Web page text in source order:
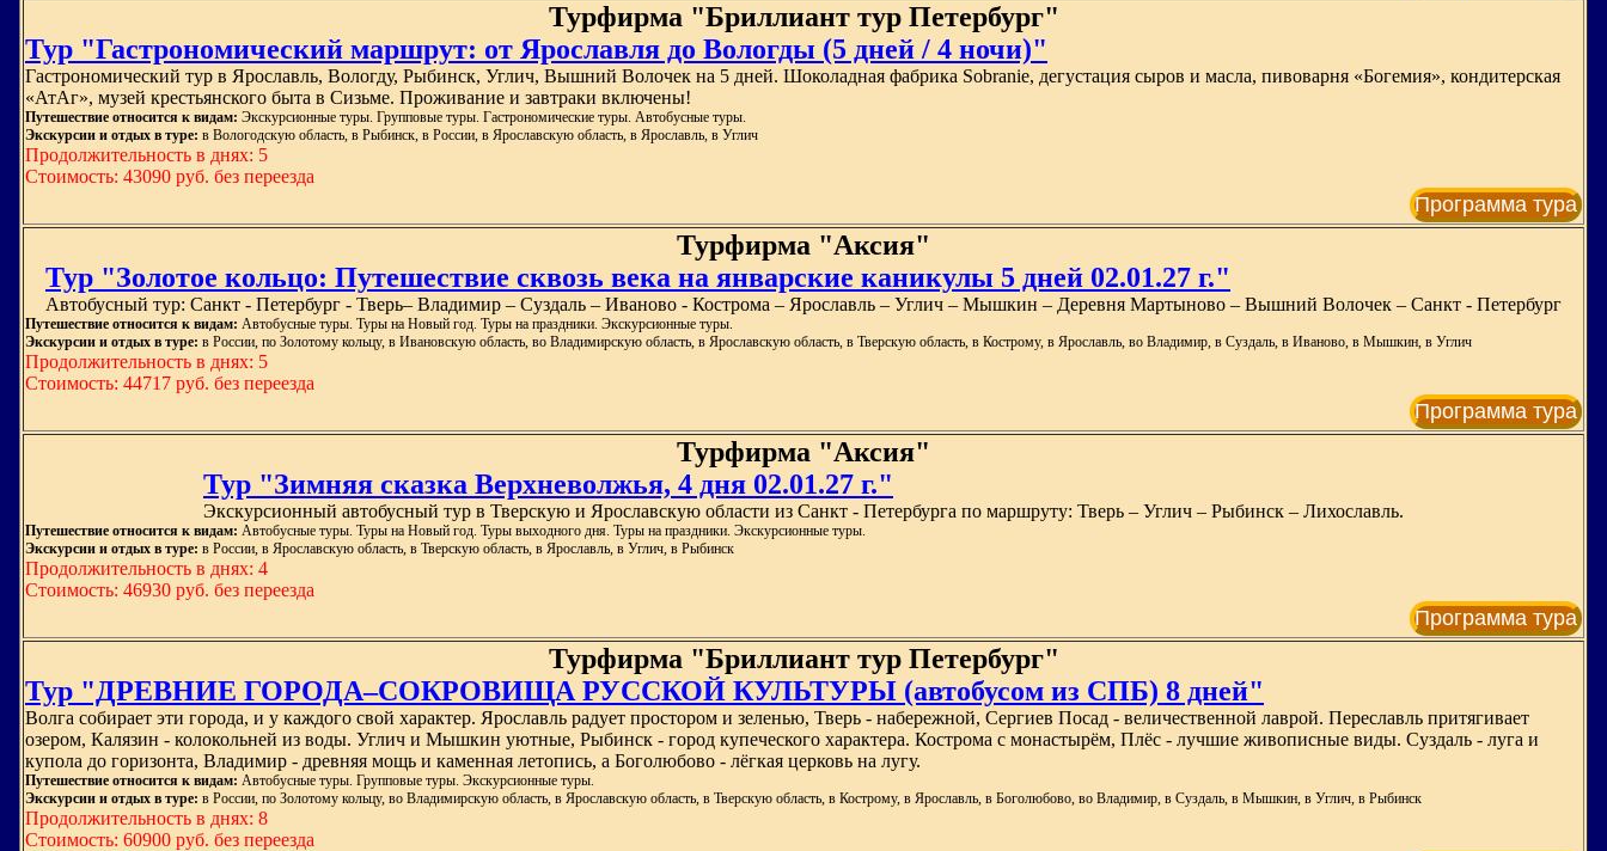
Турфирма "Бриллиант тур Петербург"
Тур "Гастрономический маршрут: от Ярославля до Вологды (5 дней / 4 ночи)"
Гастрономический тур в Ярославль, Вологду, Рыбинск, Углич, Вышний Волочек на 5 дней. Шоколадная фабрика Sobranie, дегустация сыров и масла, пивоварня «Богемия», кондитерская
«АтАг», музей крестьянского быта в Сизьме. Проживание и завтраки включены!
Путешествие относится к видам: Экскурсионные туры. Групповые туры. Гастрономические туры. Автобусные туры.
Экскурсии и отдых в туре: в Вологодскую область, в Рыбинск, в России, в Ярославскую область, в Ярославль, в Углич
Продолжительность в днях: 5
Стоимость: 43090 руб. без переезда
Программа тура
Турфирма "Аксия"
Тур "Золотое кольцо: Путешествие сквозь века на январские каникулы 5 дней 02.01.27 г."
Автобусный тур: Санкт - Петербург - Тверь– Владимир – Суздаль – Иваново - Кострома – Ярославль – Углич – Мышкин – Деревня Мартыново – Вышний Волочек – Санкт - Петербург
Путешествие относится к видам: Автобусные туры. Туры на Новый год. Туры на праздники. Экскурсионные туры.
Экскурсии и отдых в туре: в России, по Золотому кольцу, в Ивановскую область, во Владимирскую область, в Ярославскую область, в Тверскую область, в Кострому, в Ярославль, во Владимир, в Суздаль, в Иваново, в Мышкин, в Углич
Продолжительность в днях: 5
Стоимость: 44717 руб. без переезда
Программа тура
Турфирма "Аксия"
Тур "Зимняя сказка Верхневолжья, 4 дня 02.01.27 г."
Экскурсионный автобусный тур в Тверскую и Ярославскую области из Санкт - Петербурга по маршруту: Тверь – Углич – Рыбинск – Лихославль.
Путешествие относится к видам: Автобусные туры. Туры на Новый год. Туры выходного дня. Туры на праздники. Экскурсионные туры.
Экскурсии и отдых в туре: в России, в Ярославскую область, в Тверскую область, в Ярославль, в Углич, в Рыбинск
Продолжительность в днях: 4
Стоимость: 46930 руб. без переезда
Программа тура
Турфирма "Бриллиант тур Петербург"
Тур "ДРЕВНИЕ ГОРОДА–СОКРОВИЩА РУССКОЙ КУЛЬТУРЫ (автобусом из СПБ) 8 дней"
Волга собирает эти города, и у каждого свой характер. Ярославль радует простором и зеленью, Тверь - набережной, Сергиев Посад - величественной лаврой. Переславль притягивает
озером, Калязин - колокольней из воды. Углич и Мышкин уютные, Рыбинск - город купеческого характера. Кострома с монастырём, Плёс - лучшие живописные виды. Суздаль - луга и
купола до горизонта, Владимир - древняя мощь и каменная летопись, а Боголюбово - лёгкая церковь на лугу.
Путешествие относится к видам: Автобусные туры. Групповые туры. Экскурсионные туры.
Экскурсии и отдых в туре: в России, по Золотому кольцу, во Владимирскую область, в Ярославскую область, в Тверскую область, в Кострому, в Ярославль, в Боголюбово, во Владимир, в Суздаль, в Мышкин, в Углич, в Рыбинск
Продолжительность в днях: 8
Стоимость: 60900 руб. без переезда